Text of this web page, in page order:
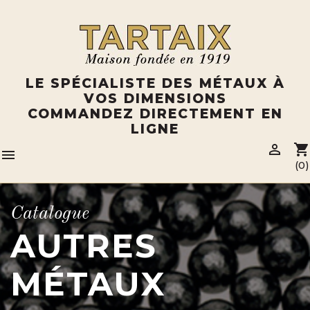
LE SPÉCIALISTE DES MÉTAUX À
VOS DIMENSIONS
COMMANDEZ DIRECTEMENT EN
LIGNE
 shopping_cart
(0)

Catalogue
AUTRES
MÉTAUX